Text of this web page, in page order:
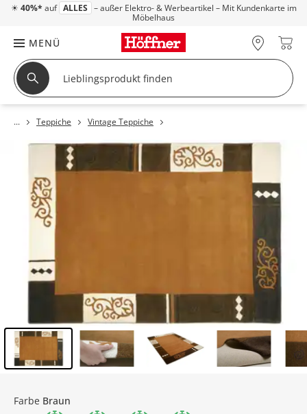
☀ 40%* auf ALLES – außer Elektro- & Werbeartikel – Mit Kundenkarte im
Möbelhaus
MENÜ
Teppiche Vintage Teppiche
Farbe Braun